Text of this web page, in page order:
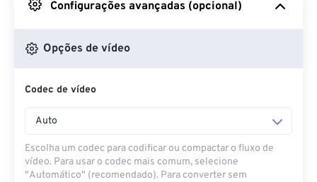
Do OneDrive
Configurações avançadas (opcional)
Opções de vídeo
Codec de vídeo
Auto
Escolha um codec para codificar ou compactar o fluxo de
vídeo. Para usar o codec mais comum, selecione
"Automático" (recomendado). Para converter sem